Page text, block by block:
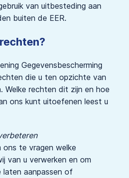
van uitbesteding aan
buiten de EER.
Gegevensbescherming
die u ten opzichte van
Welke rechten dit zijn en hoe
ons kunt uitoefenen leest u
te vragen welke
van u verwerken en om
laten aanpassen of